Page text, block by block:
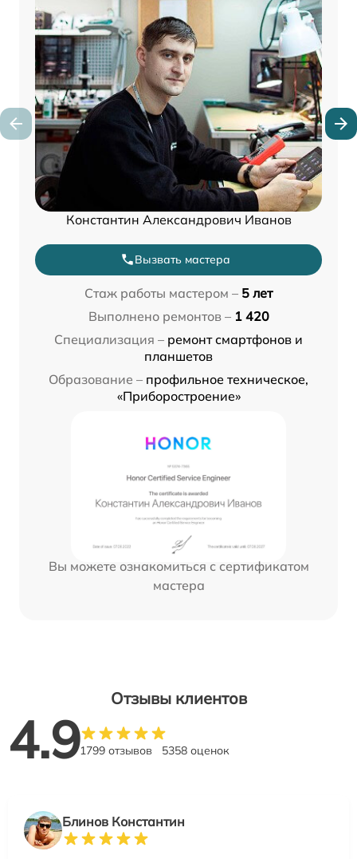
Константин Александрович Иванов
Вызвать мастера
Стаж работы мастером – 5 лет
Выполнено ремонтов – 1 420
Специализация – ремонт смартфонов и
планшетов
Образование – профильное техническое,
«Приборостроение»
Вы можете ознакомиться с сертификатом
мастера
Отзывы клиентов
4.91799 отзывов 5358 оценок
Блинов Константин